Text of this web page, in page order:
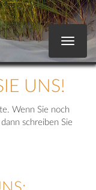
Toggle
UNS!
Wenn Sie noch
schreiben Sie